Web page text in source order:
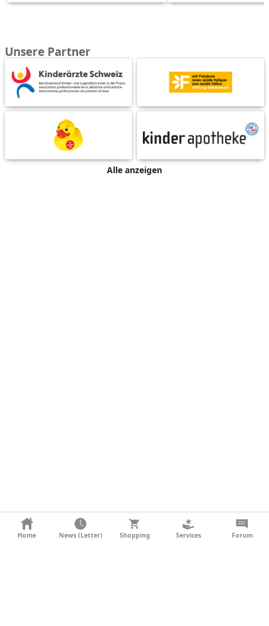
Unsere Partner
Alle anzeigen
KONTAKT
Home News (Letter) Shopping Services Forum